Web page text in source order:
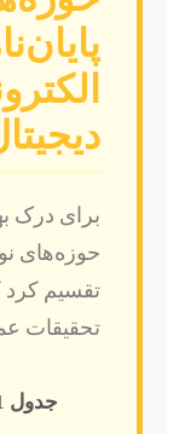
برای درک
حوزه‌های
تقسیم کرد
تحقیقات